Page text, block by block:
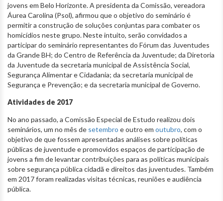
jovens em Belo Horizonte. A presidenta da Comissão, vereadora
Áurea Carolina (Psol), afirmou que o objetivo do seminário é
permitir a construção de soluções conjuntas para combater os
homicídios neste grupo. Neste intuito, serão convidados a
participar do seminário representantes do Fórum das Juventudes
da Grande BH; do Centro de Referência da Juventude; da Diretoria
da Juventude da secretaria municipal de Assistência Social,
Segurança Alimentar e Cidadania; da secretaria municipal de
Segurança e Prevenção; e da secretaria municipal de Governo.
Atividades de 2017
No ano passado, a Comissão Especial de Estudo realizou dois
seminários, um no mês de setembro e outro em outubro, com o
objetivo de que fossem apresentadas análises sobre políticas
públicas de juventude e promovidos espaços de participação de
jovens a fim de levantar contribuições para as políticas municipais
sobre segurança pública cidadã e direitos das juventudes. Também
em 2017 foram realizadas visitas técnicas, reuniões e audiência
pública.